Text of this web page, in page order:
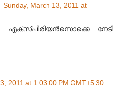
Sunday, March 13, 2011 at
എക്സ്പീരിയൻസൊക്കെ നേടി
2011 at 1:03:00 PM GMT+5:30